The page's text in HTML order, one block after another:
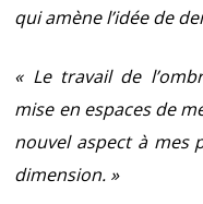
qui amène l’idée de
« Le travail de
mise en espaces de
nouvel aspect à mes
dimension. »